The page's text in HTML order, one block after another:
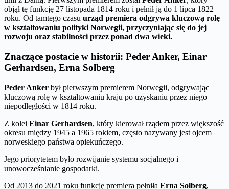
objął tę funkcję 27 listopada 1814 roku i pełnił ją do 1 lipca 1822
roku. Od tamtego czasu urząd premiera odgrywa kluczową rolę
w kształtowaniu polityki Norwegii, przyczyniając się do jej
rozwoju oraz stabilności przez ponad dwa wieki.
Znaczące postacie w historii: Peder Anker, Einar
Gerhardsen, Erna Solberg
Peder Anker był pierwszym premierem Norwegii, odgrywając
kluczową rolę w kształtowaniu kraju po uzyskaniu przez niego
niepodległości w 1814 roku.
Z kolei Einar Gerhardsen, który kierował rządem przez większość
okresu między 1945 a 1965 rokiem, często nazywany jest ojcem
norweskiego państwa opiekuńczego.
Jego priorytetem było rozwijanie systemu socjalnego i
unowocześnianie gospodarki.
Od 2013 do 2021 roku funkcję premiera pełniła Erna Solberg,